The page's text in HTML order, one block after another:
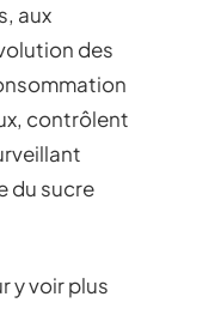
aux
des
contrôlent
du sucre
y voir plus